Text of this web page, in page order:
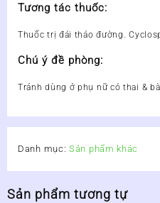
Tương tác thuốc:
Thuốc trị đái tháo đường.
Chú ý đề phòng:
Tránh dùng ở phụ nữ có thai &
Danh mục: Sản phẩm khác
Sản phẩm tương tự